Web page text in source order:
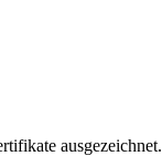
ausgezeichnet.